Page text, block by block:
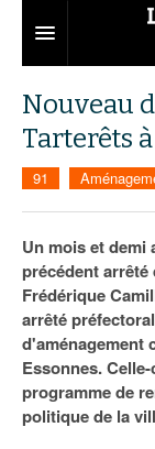
Territoires
Services
Entreprises
Emploi
Innovation
75
77
Carnet
Portraits
Les Assises
Éditions
Le podcast
Nouveau
Tarterêts
91
Un mois et demi
précédent
Frédérique
arrêté
d'aménagement
Essonnes.
programme de
politique de la